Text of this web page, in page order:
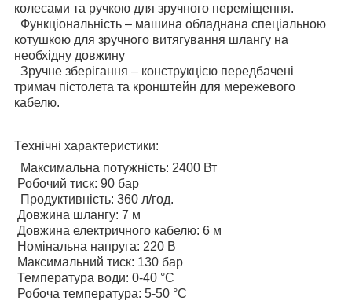
колесами та ручкою для зручного переміщення.
Функціональність – машина обладнана спеціальною
котушкою для зручного витягування шлангу на
необхідну довжину
Зручне зберігання – конструкцією передбачені
тримач пістолета та кронштейн для мережевого
кабелю.
Технічні характеристики:
Максимальна потужність: 2400 Вт
Робочий тиск: 90 бар
Продуктивність: 360 л/год.
Довжина шлангу: 7 м
Довжина електричного кабелю: 6 м
Номінальна напруга: 220 В
Максимальний тиск: 130 бар
Температура води: 0-40 °C
Робоча температура: 5-50 °C